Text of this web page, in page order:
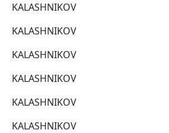
KALASHNIKOV
KALASHNIKOV
KALASHNIKOV
KALASHNIKOV
KALASHNIKOV
KALASHNIKOV